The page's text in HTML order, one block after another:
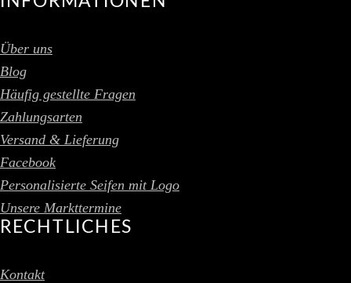
Über uns
Blog
Häufig gestellte Fragen
Zahlungsarten
Versand & Lieferung
Facebook
Personalisierte Seifen mit Logo
Unsere Markttermine
RECHTLICHES
Kontakt